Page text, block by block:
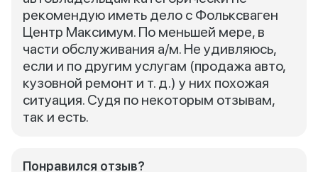
рекомендую иметь дело с Фольксваген
Центр Максимум. По меньшей мере, в
части обслуживания а/м. Не удивляюсь,
если и по другим услугам (продажа авто,
кузовной ремонт и т. д.) у них похожая
ситуация. Судя по некоторым отзывам,
так и есть.
Понравился отзыв?